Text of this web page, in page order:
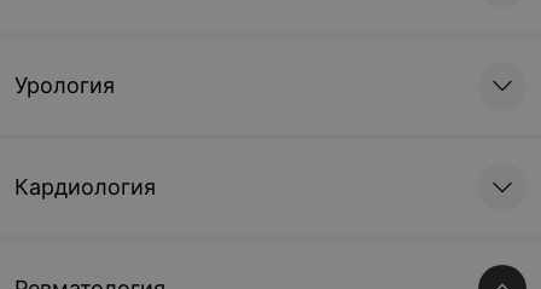
Урология
Кардиология